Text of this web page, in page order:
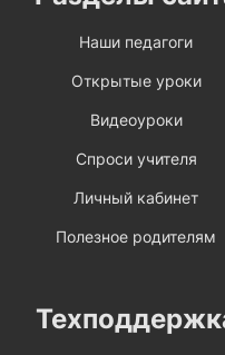
Наши педагоги
Открытые уроки
Видеоуроки
Спроси учителя
Личный кабинет
Полезное родителям